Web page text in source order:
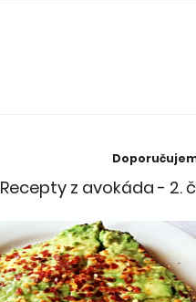
Recepty z avokáda - 2.